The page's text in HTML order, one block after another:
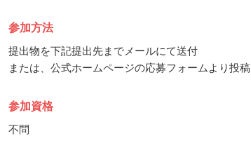
参加方法
提出物を下記提出先までメールにて送付
または、公式ホームページの応募フォームより投稿
参加資格
不問